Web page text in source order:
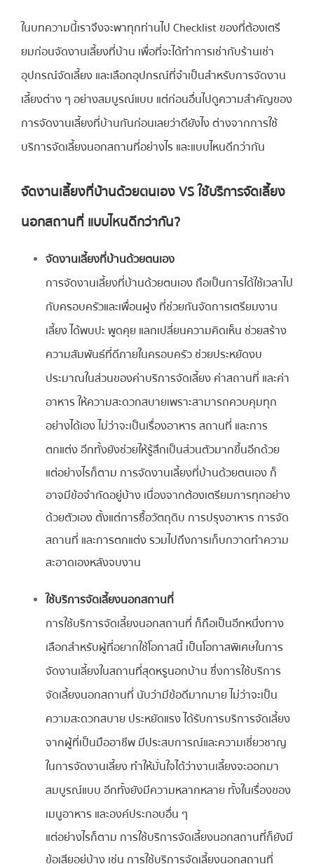
ในบทความนี้เราจึงจะพาทุกท่านไป Checklist ของที่ต้องเตรี
ยมก่อนจัดงานเลี้ยงที่บ้าน เพื่อที่จะได้ทำการเช่ากับร้านเช่า
อุปกรณ์จัดเลี้ยง และเลือกอุปกรณ์ที่จำเป็นสำหรับการจัดงาน
เลี้ยงต่าง ๆ อย่างสมบูรณ์แบบ แต่ก่อนอื่นไปดูความสำคัญของ
การจัดงานเลี้ยงที่บ้านกันก่อนเลยว่าดียังไง ต่างจากการใช้
บริการจัดเลี้ยงนอกสถานที่อย่างไร และแบบไหนดีกว่ากัน
จัดงานเลี้ยงที่บ้านด้วยตนเอง VS ใช้บริการจัดเลี้ยง
นอกสถานที่ แบบไหนดีกว่ากัน?
จัดงานเลี้ยงที่บ้านด้วยตนเอง
การจัดงานเลี้ยงที่บ้านด้วยตนเอง ถือเป็นการได้ใช้เวลาไป
กับครอบครัวและเพื่อนฝูง ที่ช่วยกันจัดการเตรียมงาน
เลี้ยง ได้พบปะ พูดคุย แลกเปลี่ยนความคิดเห็น ช่วยสร้าง
ความสัมพันธ์ที่ดีภายในครอบครัว ช่วยประหยัดงบ
ประมาณในส่วนของค่าบริการจัดเลี้ยง ค่าสถานที่ และค่า
อาหาร ให้ความสะดวกสบายเพราะสามารถควบคุมทุก
อย่างได้เอง ไม่ว่าจะเป็นเรื่องอาหาร สถานที่ และการ
ตกแต่ง อีกทั้งยังช่วยให้รู้สึกเป็นส่วนตัวมากขึ้นอีกด้วย
แต่อย่างไรก็ตาม การจัดงานเลี้ยงที่บ้านด้วยตนเอง ก็
อาจมีข้อจำกัดอยู่บ้าง เนื่องจากต้องเตรียมการทุกอย่าง
ด้วยตัวเอง ตั้งแต่การซื้อวัตถุดิบ การปรุงอาหาร การจัด
สถานที่ และการตกแต่ง รวมไปถึงการเก็บกวาดทำความ
สะอาดเองหลังจบงาน
ใช้บริการจัดเลี้ยงนอกสถานที่
การใช้บริการจัดเลี้ยงนอกสถานที่ ก็ถือเป็นอีกหนึ่งทาง
เลือกสำหรับผู้ที่อยากใช้โอกาสนี้ เป็นโอกาสพิเศษในการ
จัดงานเลี้ยงในสถานที่สุดหรูนอกบ้าน ซึ่งการใช้บริการ
จัดเลี้ยงนอกสถานที่ นับว่ามีข้อดีมากมาย ไม่ว่าจะเป็น
ความสะดวกสบาย ประหยัดแรง ได้รับการบริการจัดเลี้ยง
จากผู้ที่เป็นมืออาชีพ มีประสบการณ์และความเชี่ยวชาญ
ในการจัดงานเลี้ยง ทำให้มั่นใจได้ว่างานเลี้ยงจะออกมา
สมบูรณ์แบบ อีกทั้งยังมีความหลากหลาย ทั้งในเรื่องของ
เมนูอาหาร และองค์ประกอบอื่น ๆ
แต่อย่างไรก็ตาม การใช้บริการจัดเลี้ยงนอกสถานที่ก็ยังมี
ข้อเสียอยู่บ้าง เช่น การใช้บริการจัดเลี้ยงนอกสถานที่